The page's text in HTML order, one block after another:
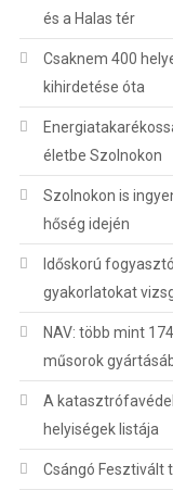
és a Halas tér
Csaknem 400
kihirdetése óta
életbe Szolnokon
Szolnokon is
hőség idején
Időskorú
gyakorlatokat
NAV: több mint
műsorok
A
helyiségek listája
Csángó Fesztivált